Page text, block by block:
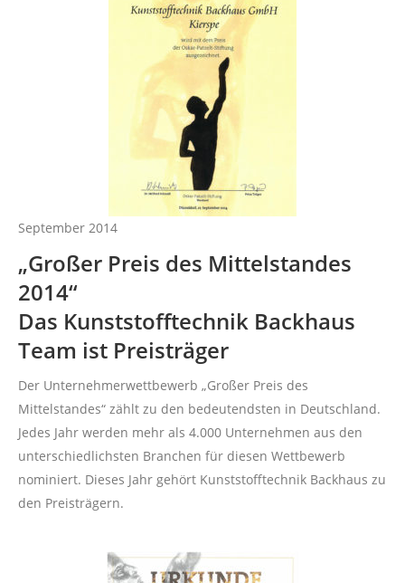
September 2014
„Großer Preis des Mittelstandes
2014“
Das Kunststofftechnik Backhaus
Team ist Preisträger
Der Unternehmerwettbewerb „Großer Preis des
Mittelstandes“ zählt zu den bedeutendsten in Deutschland.
Jedes Jahr werden mehr als 4.000 Unternehmen aus den
unterschiedlichsten Branchen für diesen Wettbewerb
nominiert. Dieses Jahr gehört Kunststofftechnik Backhaus zu
den Preisträgern.